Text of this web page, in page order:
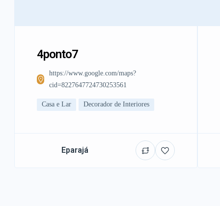
4ponto7
https://www.google.com/maps?
cid=8227647724730253561
Casa e Lar Decorador de Interiores
Eparajá